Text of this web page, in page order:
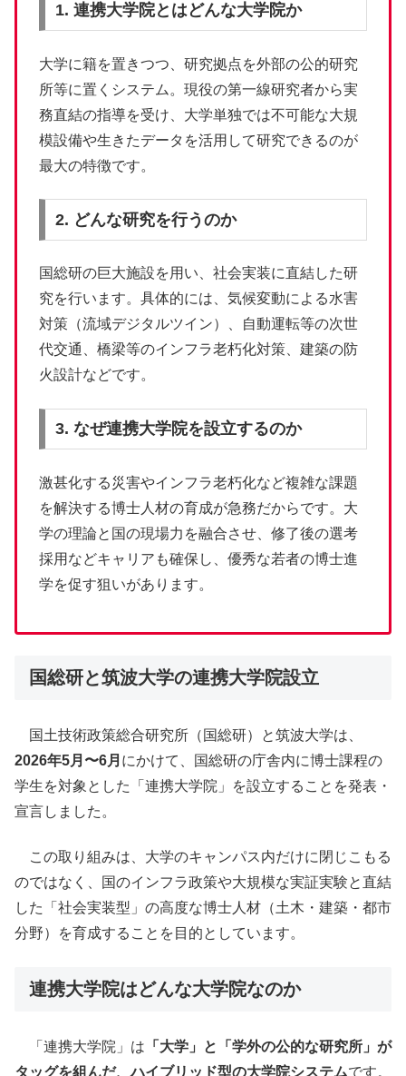
1. 連携大学院とはどんな大学院か
大学に籍を置きつつ、研究拠点を外部の公的研究
所等に置くシステム。現役の第一線研究者から実
務直結の指導を受け、大学単独では不可能な大規
模設備や生きたデータを活用して研究できるのが
最大の特徴です。
2. どんな研究を行うのか
国総研の巨大施設を用い、社会実装に直結した研
究を行います。具体的には、気候変動による水害
対策（流域デジタルツイン）、自動運転等の次世
代交通、橋梁等のインフラ老朽化対策、建築の防
火設計などです。
3. なぜ連携大学院を設立するのか
激甚化する災害やインフラ老朽化など複雑な課題
を解決する博士人材の育成が急務だからです。大
学の理論と国の現場力を融合させ、修了後の選考
採用などキャリアも確保し、優秀な若者の博士進
学を促す狙いがあります。
国総研と筑波大学の連携大学院設立
国土技術政策総合研究所（国総研）と筑波大学は、
2026年5月〜6月 にかけて、国総研の庁舎内に博士課程の
学生を対象とした「連携大学院」を設立することを発表・
宣言しました。
この取り組みは、大学のキャンパス内だけに閉じこもる
のではなく、国のインフラ政策や大規模な実証実験と直結
した「社会実装型」の高度な博士人材（土木・建築・都市
分野）を育成することを目的としています。
連携大学院はどんな大学院なのか
「連携大学院」は 「大学」と「学外の公的な研究所」が
タッグを組んだ、ハイブリッド型の大学院システムです。